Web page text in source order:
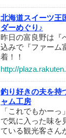
北海道スイーツ
ダーめぐり♪
昨日の富良野は『
込みで『ファーム
着！！
http://
釣り好きの夫を持
ャム工房
「これでもかー
で気に入った味を
ている観光客さん